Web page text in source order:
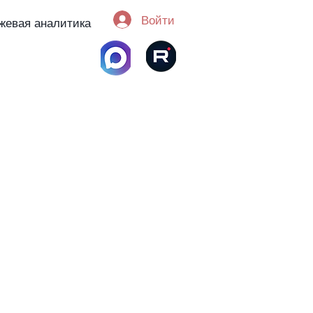
аналитика Войти